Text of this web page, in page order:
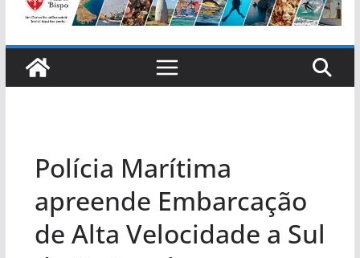
Polícia Marítima
apreende Embarcação
de Alta Velocidade a Sul